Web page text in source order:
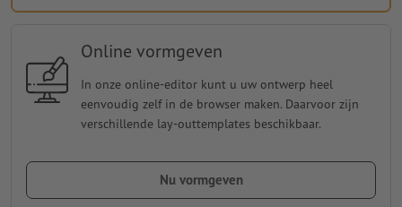
Online vormgeven
In onze online-editor kunt u uw ontwerp heel
eenvoudig zelf in de browser maken. Daarvoor zijn
verschillende lay-outtemplates beschikbaar.
Nu vormgeven